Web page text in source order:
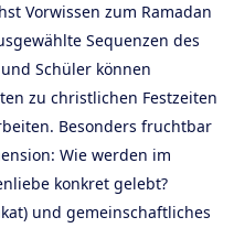
Vorwissen zum Ramadan
Sequenzen des
Schüler können
zu christlichen Festzeiten
Besonders fruchtbar
Wie werden im
konkret gelebt?
und gemeinschaftliches